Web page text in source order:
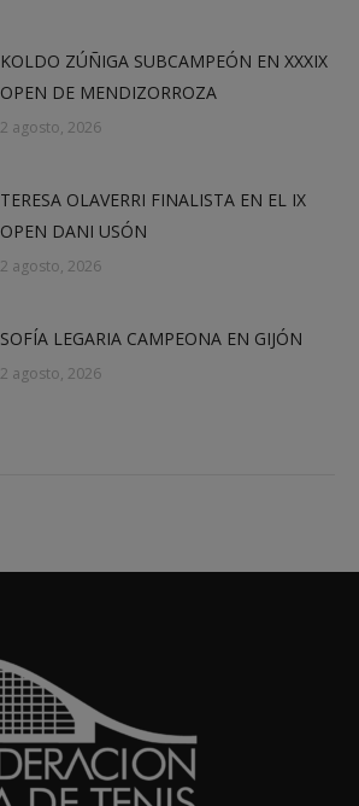
KOLDO ZÚÑIGA SUBCAMPEÓN EN XXXIX
OPEN DE MENDIZORROZA
2 agosto, 2026
TERESA OLAVERRI FINALISTA EN EL IX
OPEN DANI USÓN
2 agosto, 2026
SOFÍA LEGARIA CAMPEONA EN GIJÓN
2 agosto, 2026